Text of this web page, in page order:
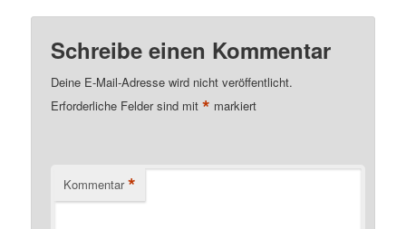
Schreibe einen Kommentar
Deine E-Mail-Adresse wird nicht veröffentlicht.
Erforderliche Felder sind mit* markiert
Kommentar *